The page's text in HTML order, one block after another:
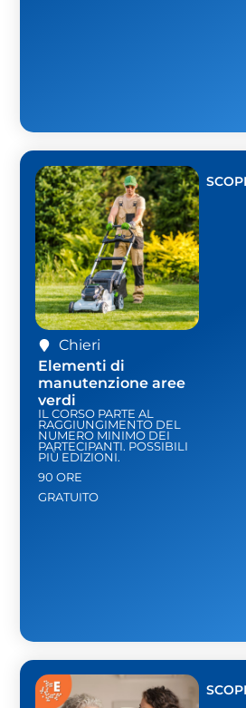
Chieri
Elementi di
manutenzione aree
verdi
IL CORSO PARTE AL
RAGGIUNGIMENTO DEL
NUMERO MINIMO DEI
PARTECIPANTI. POSSIBILI
PIÙ EDIZIONI.
90 ORE
GRATUITO